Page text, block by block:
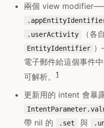
兩個 view
.userActivity （各
EntityIdentifier
電子郵件給這個事件
可解析。
1
更新用的 intent 會暴
帶 nil 的
.set 與